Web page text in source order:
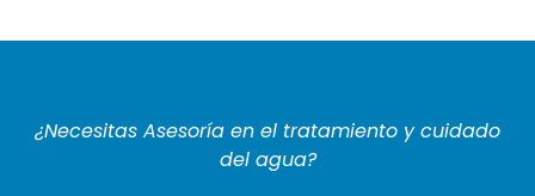
¿Necesitas Asesoría en el tratamiento y cuidado
del agua?